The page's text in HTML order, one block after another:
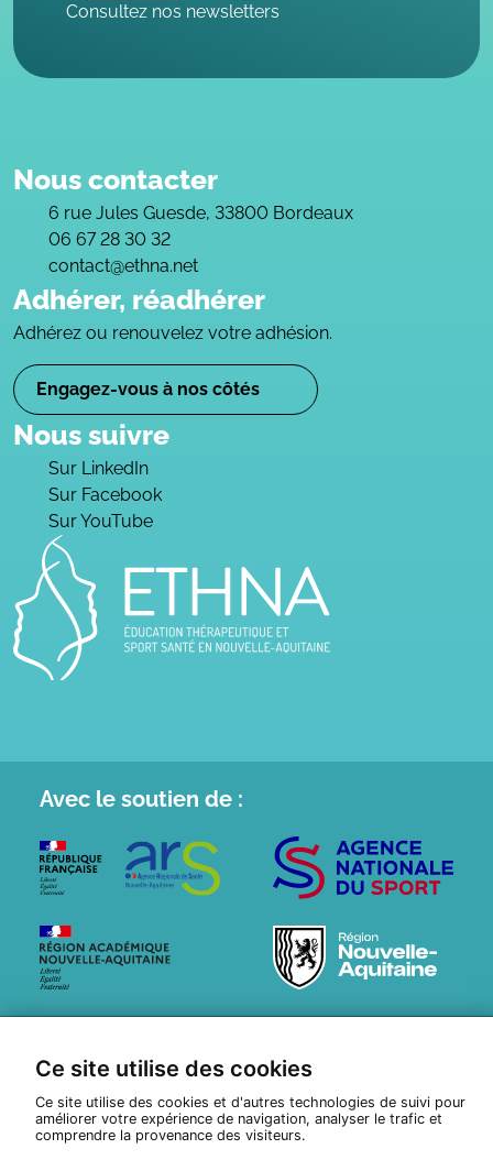
Ce site utilise des cookies
Ce site utilise des cookies et d'autres technologies de suivi pour
améliorer votre expérience de navigation, analyser le trafic et
comprendre la provenance des visiteurs.
Consultez nos newsletters
Nous contacter
6 rue Jules Guesde, 33800 Bordeaux
06 67 28 30 32
contact@ethna.net
Adhérer, réadhérer
Adhérez ou renouvelez votre adhésion.
Engagez-vous à nos côtés
Nous suivre
Sur LinkedIn
Sur Facebook
Sur YouTube
Avec le soutien de :
Politique de confidentialité
Réalisation :Pixéine